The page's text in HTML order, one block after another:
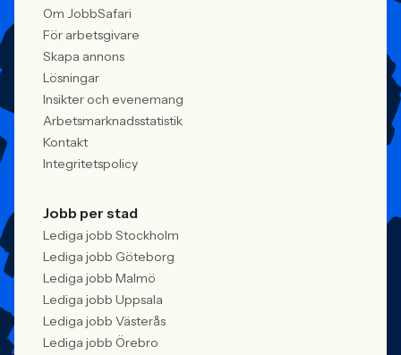
Om JobbSafari
För arbetsgivare
Skapa annons
Lösningar
Insikter och evenemang
Arbetsmarknadsstatistik
Kontakt
Integritetspolicy
Jobb per stad
Lediga jobb Stockholm
Lediga jobb Göteborg
Lediga jobb Malmö
Lediga jobb Uppsala
Lediga jobb Västerås
Lediga jobb Örebro